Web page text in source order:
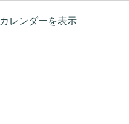
カレンダーを表示